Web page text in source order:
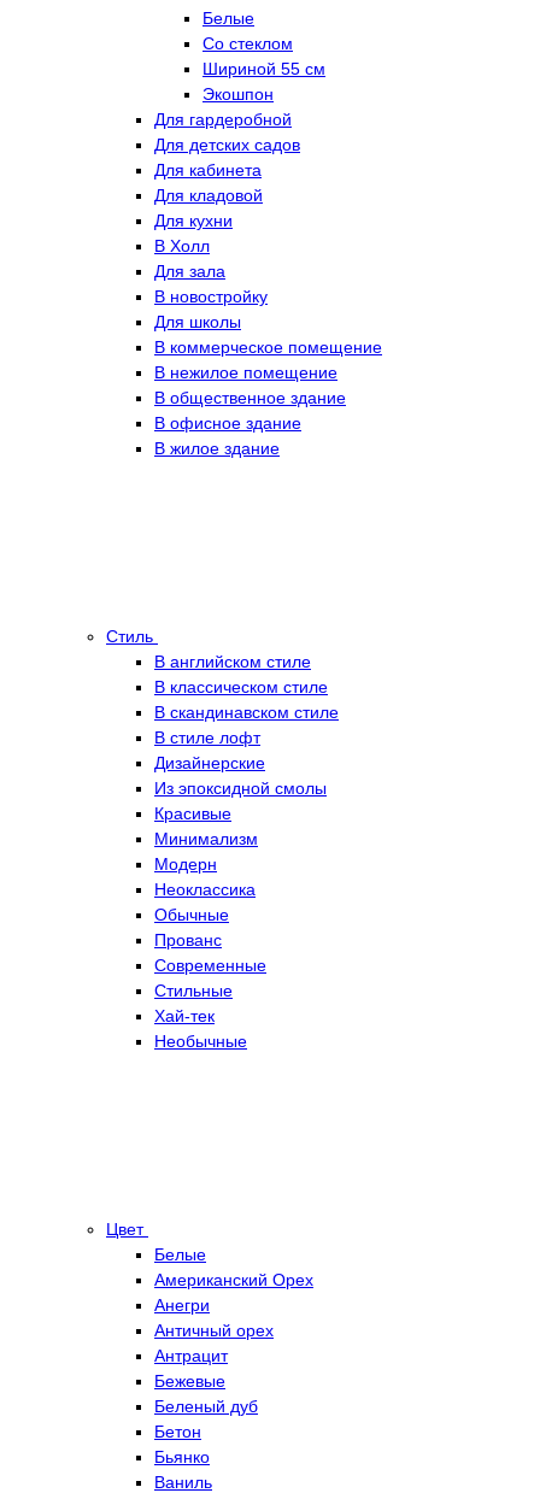
Белые
Со стеклом
Шириной 55 см
Экошпон
Для гардеробной
Для детских садов
Для кабинета
Для кладовой
Для кухни
В Холл
Для зала
В новостройку
Для школы
В коммерческое помещение
В нежилое помещение
В общественное здание
В офисное здание
В жилое здание
Стиль
В английском стиле
В классическом стиле
В скандинавском стиле
В стиле лофт
Дизайнерские
Из эпоксидной смолы
Красивые
Минимализм
Модерн
Неоклассика
Обычные
Прованс
Современные
Стильные
Хай-тек
Необычные
Цвет
Белые
Американский Орех
Анегри
Античный орех
Антрацит
Бежевые
Беленый дуб
Бетон
Бьянко
Ваниль